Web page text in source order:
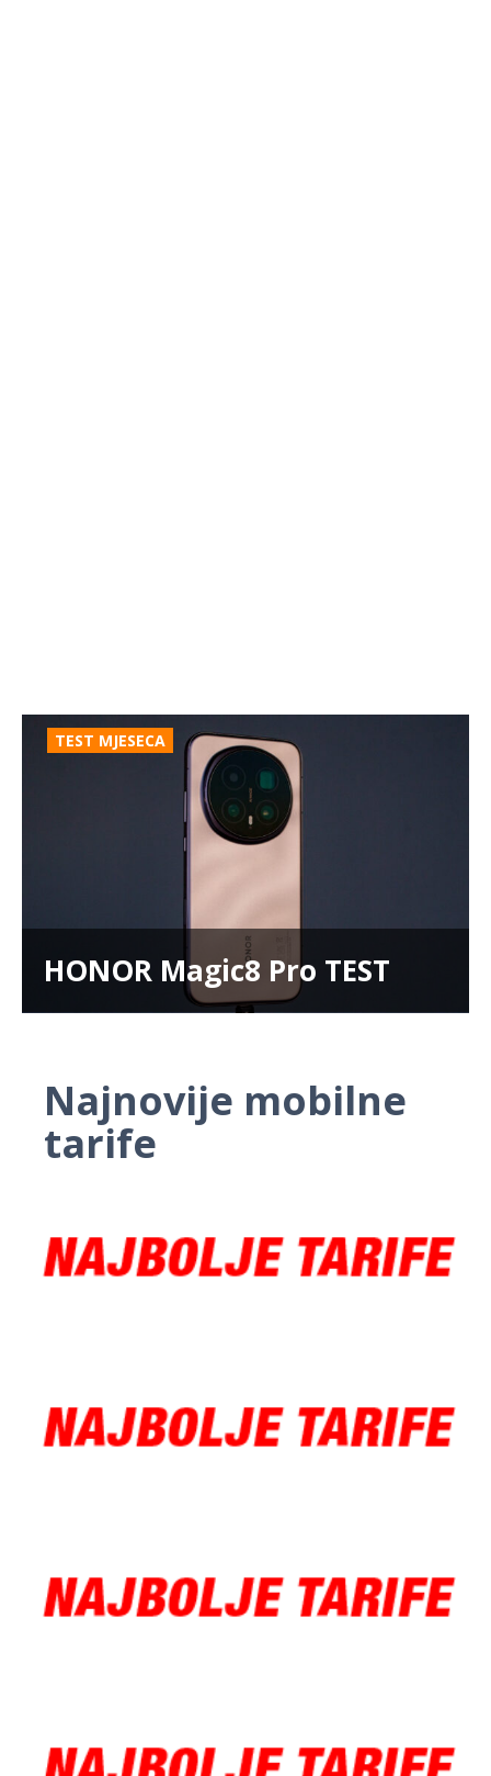
TEST MJESECA
HONOR Magic8 Pro TEST
Najnovije mobilne
tarife